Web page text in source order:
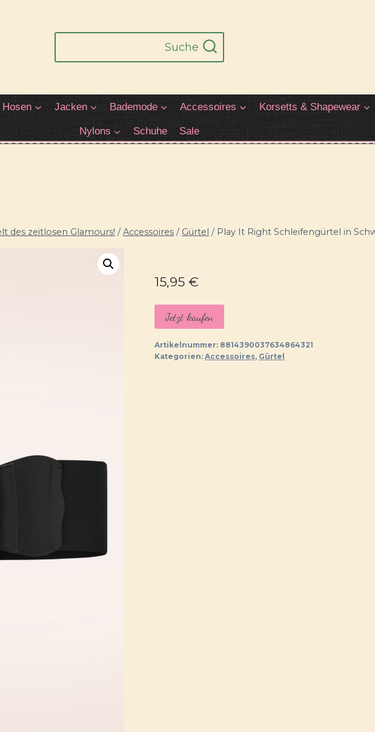
Suche
Hosen Jacken Bademode Accessoires Korsetts & Shapewear
Nylons Schuhe Sale
des zeitlosen Glamours! / Accessoires / Gürtel / Play It Right Schleifengürtel in
15,95 €
Jetzt kaufen
Artikelnummer: 8814390037634864321
Kategorien: Accessoires, Gürtel